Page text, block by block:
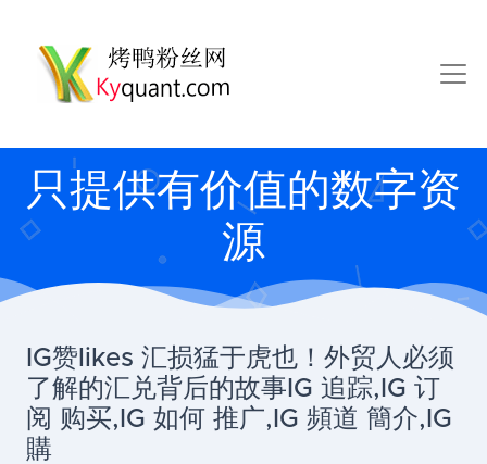
只提供有价值的数字资
源
IG赞likes 汇损猛于虎也！外贸人必须
了解的汇兑背后的故事IG 追踪,IG 订
阅 购买,IG 如何 推广,IG 頻道 簡介,IG
購